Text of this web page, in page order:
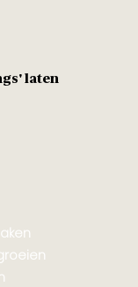
laten